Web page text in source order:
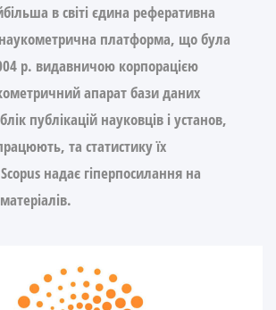
в світі єдина реферативна
платформа, що була
р. видавничою корпорацією
апарат бази даних
публікацій науковців і установ,
та статистику їх
надає гіперпосилання на